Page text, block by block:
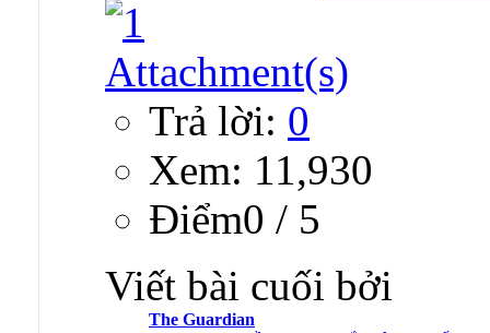
Trả lời: 0
Xem: 11,930
Ðiểm0 / 5
Viết bài cuối bởi
The Guardian